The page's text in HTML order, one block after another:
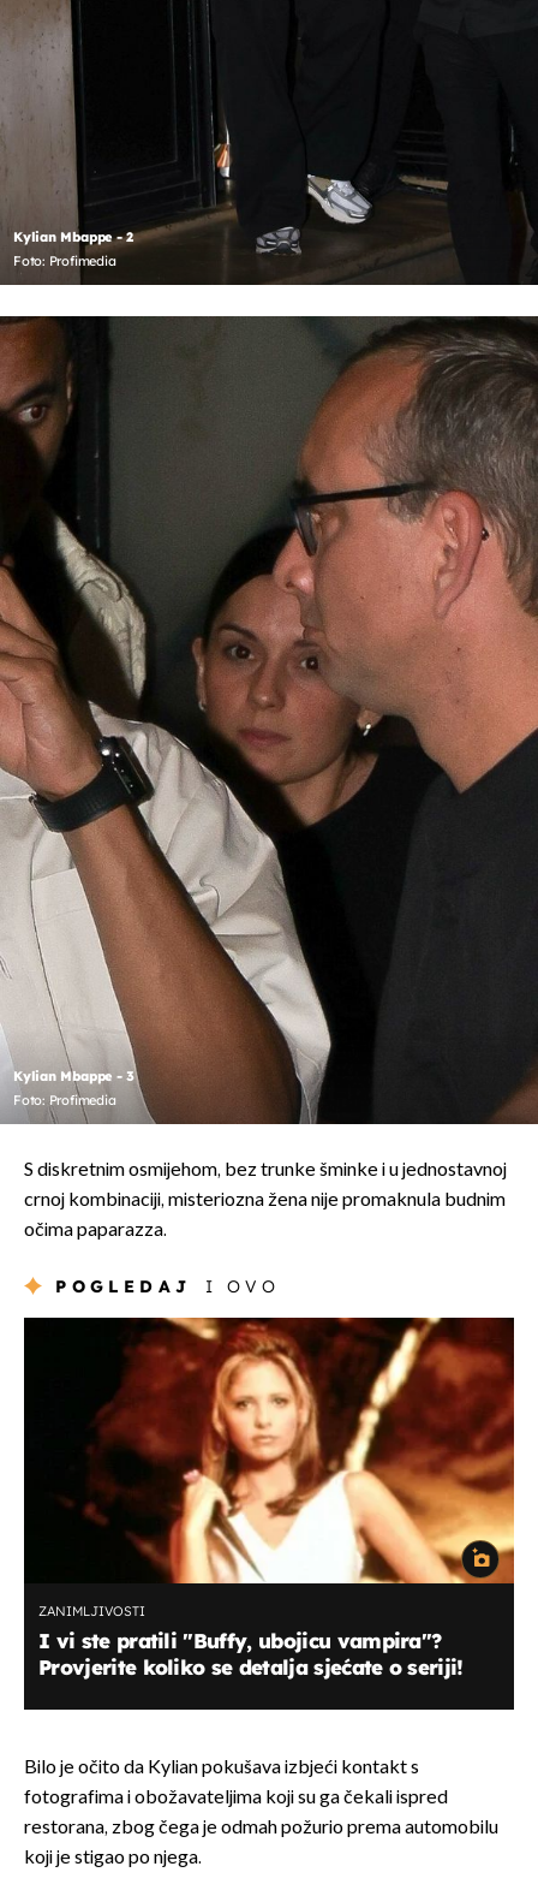
Kylian Mbappe - 2
Foto: Profimedia
Kylian Mbappe - 3
Foto: Profimedia
S diskretnim osmijehom, bez trunke šminke i u jednostavnoj
crnoj kombinaciji, misteriozna žena nije promaknula budnim
očima paparazza.
POGLEDAJ I OVO
ZANIMLJIVOSTI
I vi ste pratili "Buffy, ubojicu vampira"?
Provjerite koliko se detalja sjećate o seriji!
Bilo je očito da Kylian pokušava izbjeći kontakt s
fotografima i obožavateljima koji su ga čekali ispred
restorana, zbog čega je odmah požurio prema automobilu
koji je stigao po njega.